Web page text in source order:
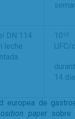
DN 114
leche
1010
UFC/
14
europea de
papersobre